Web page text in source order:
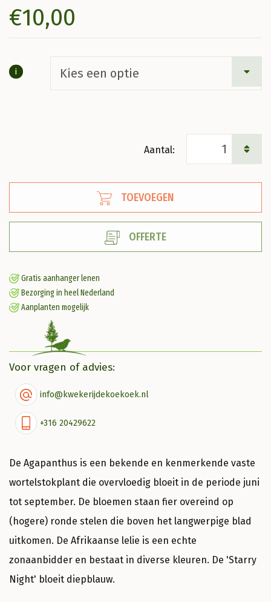
€10,00
i
Agapanthus
'Starry
Night'
lelie
TOEVOEGEN
OFFERTE
Gratis aanhanger lenen
Bezorging in heel Nederland
Aanplanten mogelijk
Voor vragen of advies:
info@kwekerijdekoekoek.nl
+316 20429622
De Agapanthus is een bekende en kenmerkende vaste
wortelstokplant die overvloedig bloeit in de periode juni
tot september. De bloemen staan fier overeind op
(hogere) ronde stelen die boven het langwerpige blad
uitkomen. De Afrikaanse lelie is een echte
zonaanbidder en bestaat in diverse kleuren. De 'Starry
Night' bloeit diepblauw.